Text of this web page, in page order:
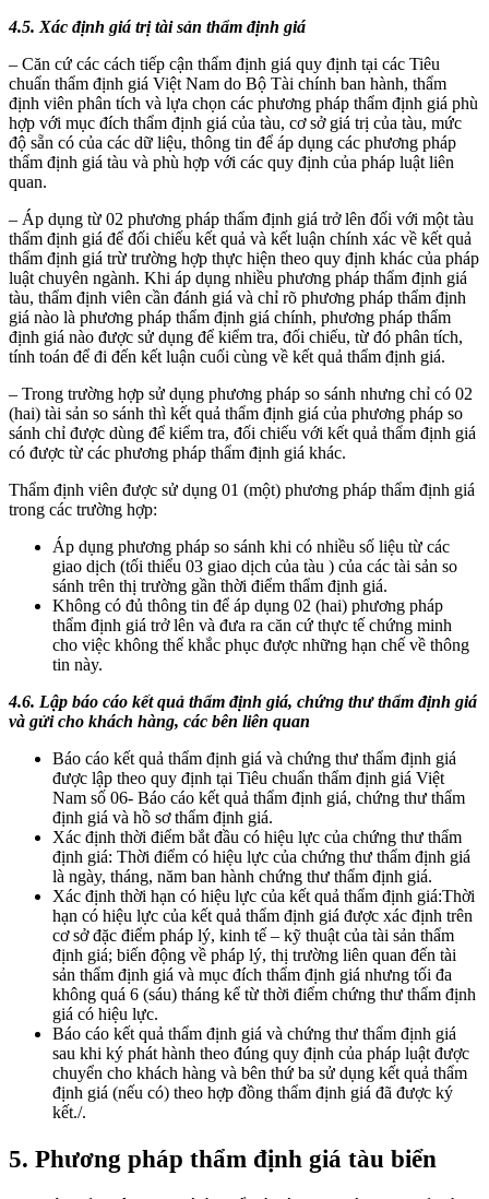
4.5. Xác định giá trị tài sản thẩm định giá
– Căn cứ các cách tiếp cận thẩm định giá quy định tại các Tiêu
chuẩn thẩm định giá Việt Nam do Bộ Tài chính ban hành, thẩm
định viên phân tích và lựa chọn các phương pháp thẩm định giá phù
hợp với mục đích thẩm định giá của tàu, cơ sở giá trị của tàu, mức
độ sẵn có của các dữ liệu, thông tin để áp dụng các phương pháp
thẩm định giá tàu và phù hợp với các quy định của pháp luật liên
quan.
– Áp dụng từ 02 phương pháp thẩm định giá trở lên đối với một tàu
thẩm định giá để đối chiếu kết quả và kết luận chính xác về kết quả
thẩm định giá trừ trường hợp thực hiện theo quy định khác của pháp
luật chuyên ngành. Khi áp dụng nhiều phương pháp thẩm định giá
tàu, thẩm định viên cần đánh giá và chỉ rõ phương pháp thẩm định
giá nào là phương pháp thẩm định giá chính, phương pháp thẩm
định giá nào được sử dụng để kiểm tra, đối chiếu, từ đó phân tích,
tính toán để đi đến kết luận cuối cùng về kết quả thẩm định giá.
– Trong trường hợp sử dụng phương pháp so sánh nhưng chỉ có 02
(hai) tài sản so sánh thì kết quả thẩm định giá của phương pháp so
sánh chỉ được dùng để kiểm tra, đối chiếu với kết quả thẩm định giá
có được từ các phương pháp thẩm định giá khác.
Thẩm định viên được sử dụng 01 (một) phương pháp thẩm định giá
trong các trường hợp:
Áp dụng phương pháp so sánh khi có nhiều số liệu từ các
giao dịch (tối thiểu 03 giao dịch của tàu ) của các tài sản so
sánh trên thị trường gần thời điểm thẩm định giá.
Không có đủ thông tin để áp dụng 02 (hai) phương pháp
thẩm định giá trở lên và đưa ra căn cứ thực tế chứng minh
cho việc không thể khắc phục được những hạn chế về thông
tin này.
4.6. Lập báo cáo kết quả thẩm định giá, chứng thư thẩm định giá
và gửi cho khách hàng, các bên liên quan
Báo cáo kết quả thẩm định giá và chứng thư thẩm định giá
được lập theo quy định tại Tiêu chuẩn thẩm định giá Việt
Nam số 06- Báo cáo kết quả thẩm định giá, chứng thư thẩm
định giá và hồ sơ thẩm định giá.
Xác định thời điểm bắt đầu có hiệu lực của chứng thư thẩm
định giá: Thời điểm có hiệu lực của chứng thư thẩm định giá
là ngày, tháng, năm ban hành chứng thư thẩm định giá.
Xác định thời hạn có hiệu lực của kết quả thẩm định giá:Thời
hạn có hiệu lực của kết quả thẩm định giá được xác định trên
cơ sở đặc điểm pháp lý, kinh tế – kỹ thuật của tài sản thẩm
định giá; biến động về pháp lý, thị trường liên quan đến tài
sản thẩm định giá và mục đích thẩm định giá nhưng tối đa
không quá 6 (sáu) tháng kể từ thời điểm chứng thư thẩm định
giá có hiệu lực.
Báo cáo kết quả thẩm định giá và chứng thư thẩm định giá
sau khi ký phát hành theo đúng quy định của pháp luật được
chuyển cho khách hàng và bên thứ ba sử dụng kết quả thẩm
định giá (nếu có) theo hợp đồng thẩm định giá đã được ký
kết./.
5. Phương pháp thẩm định giá tàu biển